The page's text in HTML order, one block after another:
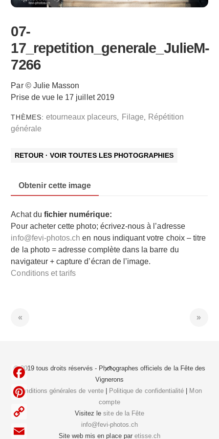
07-
17_repetition_generale_JulieM-
7266
Par © Julie Masson
Prise de vue le 17 juillet 2019
THÈMES:etourneaux placeurs Filage
Répétition
générale
RETOUR · VOIR TOUTES LES PHOTOGRAPHIES
Obtenir cette image
Achat du fichier numérique:
Pour acheter cette photo; écrivez-nous à l’adresse
info@fevi-photos.ch en nous indiquant votre choix – titre
de la photo = adresse complète dans la barre du
navigateur + capture d’écran de l’image.
Conditions et tarifs
Back
To
Top
© 2019 tous droits réservés - Photographes officiels de la Fête des
Vignerons
Conditions générales de vente| Politique de confidentialité
Mon
compte
Visitez lesite de la Fête
info@fevi-photos.ch
Site web mis en place par etisse.ch
F
c
e
C